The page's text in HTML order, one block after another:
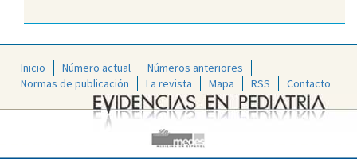
Inicio Número actual
Números anteriores
Normas de publicación
La revista Mapa RSS Contacto